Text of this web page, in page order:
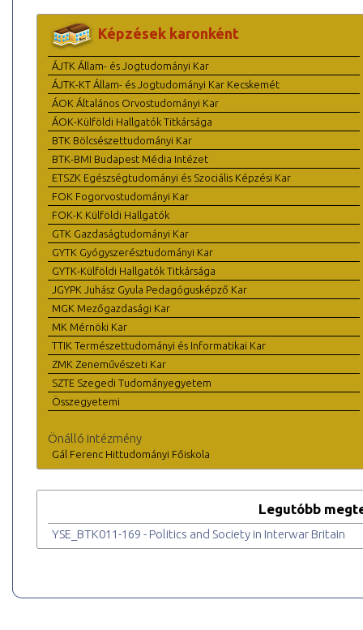
Képzések karonként
ÁJTK Állam- és Jogtudományi Kar
ÁJTK-KT Állam- és Jogtudományi Kar Kecskemét
ÁOK Általános Orvostudományi Kar
ÁOK-Külföldi Hallgatók Titkársága
BTK Bölcsészettudományi Kar
BTK-BMI Budapest Média Intézet
ETSZK Egészségtudományi és Szociális Képzési Kar
FOK Fogorvostudományi Kar
FOK-K Külföldi Hallgatók
GTK Gazdaságtudományi Kar
GYTK Gyógyszerésztudományi Kar
GYTK-Külföldi Hallgatók Titkársága
JGYPK Juhász Gyula Pedagógusképző Kar
MGK Mezőgazdasági Kar
MK Mérnöki Kar
TTIK Természettudományi és Informatikai Kar
ZMK Zeneművészeti Kar
SZTE Szegedi Tudományegyetem
Összegyetemi
Önálló intézmény
Gál Ferenc Hittudományi Főiskola
Legutóbb
YSE_BTK011-169 - Politics and Society in Interwar Britain